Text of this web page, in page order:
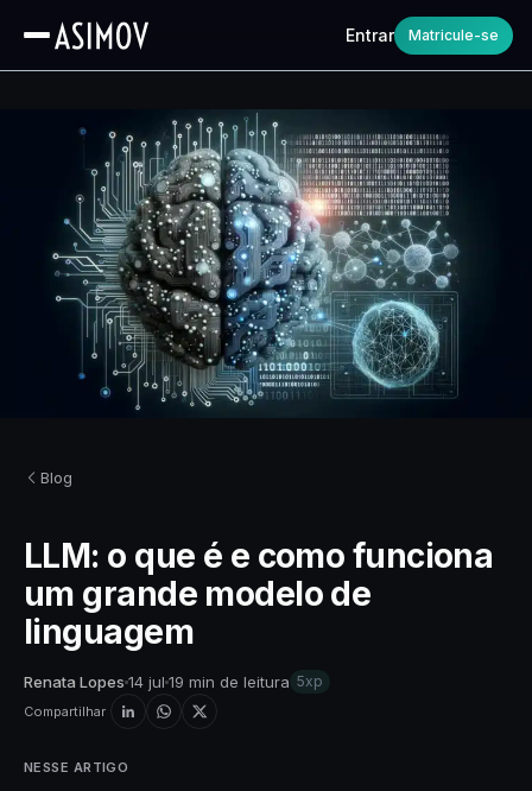
Entrar Matricule-se
Blog
LLM: o que é e como funciona
um grande modelo de
linguagem
Renata Lopes 14 jul 19 min de leitura 5xp
Compartilhar
NESSE ARTIGO